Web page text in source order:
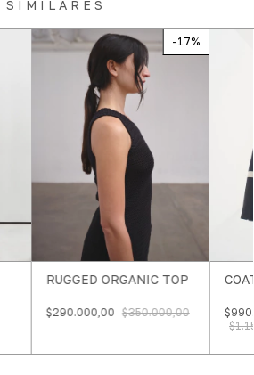
S I M I L A R E S
-17%
RUGGED ORGANIC TOP
$290.000,00 $350.000,00